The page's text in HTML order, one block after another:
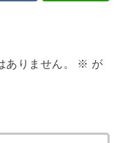
りません。 ※ が